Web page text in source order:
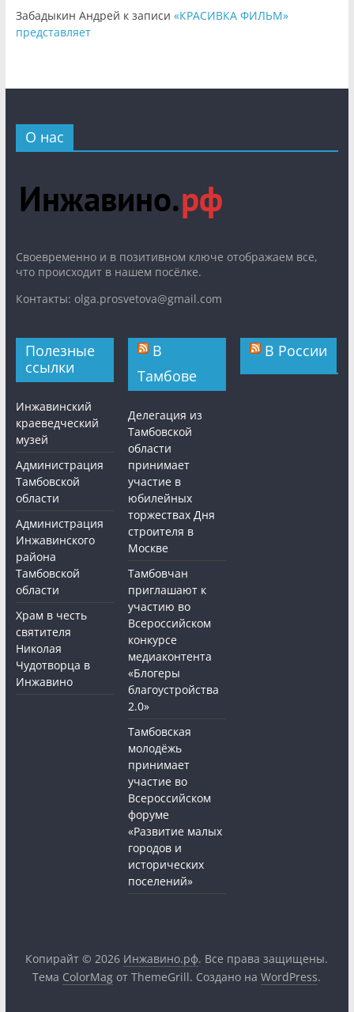
Забадыкин Андрей к записи «КРАСИВКА ФИЛЬМ»
представляет
О нас
Cвоевременно и в позитивном ключе отображаем все,
что происходит в нашем посёлке.
Контакты: olga.prosvetova@gmail.com
Полезные
ссылки
Инжавинский
краеведческий
музей
Администрация
Тамбовской
области
Администрация
Инжавинского
района
Тамбовской
области
Храм в честь
святителя
Николая
Чудотворца в
Инжавино
В
Тамбове
Делегация из
Тамбовской
области
принимает
участие в
юбилейных
торжествах Дня
строителя в
Москве
Тамбовчан
приглашают к
участию во
Всероссийском
конкурсе
медиаконтента
«Блогеры
благоустройства
2.0»
Тамбовская
молодёжь
принимает
участие во
Всероссийском
форуме
«Развитие малых
городов и
исторических
поселений»
В России
Копирайт © 2026 Инжавино.рф. Все права защищены.
Тема ColorMag от ThemeGrill. Создано наWordPress.